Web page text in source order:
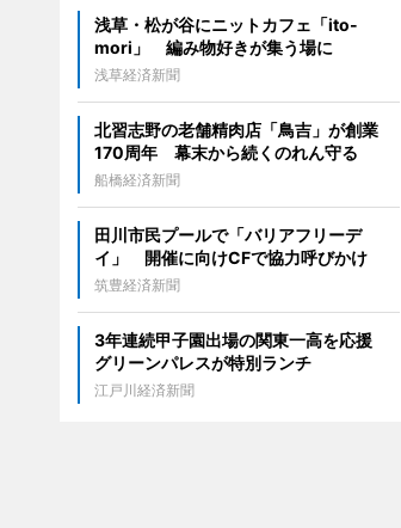
浅草・松が谷にニットカフェ「ito-
mori」 編み物好きが集う場に
浅草経済新聞
北習志野の老舗精肉店「鳥吉」が創業
170周年 幕末から続くのれん守る
船橋経済新聞
田川市民プールで「バリアフリーデ
イ」 開催に向けCFで協力呼びかけ
筑豊経済新聞
3年連続甲子園出場の関東一高を応援
グリーンパレスが特別ランチ
江戸川経済新聞